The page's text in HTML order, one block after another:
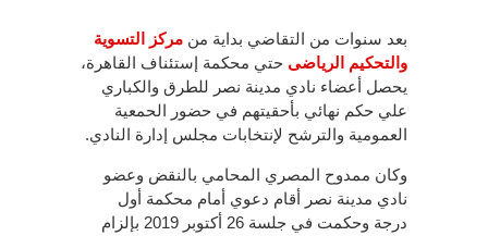
بعد سنوات من التقاضي بداية من مركز التسوية
والتحكيم الرياضى حتي محكمة إستئناف القاهرة،
يحصل أعضاء نادي مدينة نصر للطرق والكباري
علي حكم نهائي بأحقيتهم في حضور الحمعية
العمومية والترشح لإنتخابات مجلس إدارة النادي.
وكان ممدوح المصري المحامي بالنقض وعضو
نادي مدينة نصر أقام دعوي أمام محكمة أول
درجة وحكمت في جلسة 26 أكتوبر 2019 بإلزام